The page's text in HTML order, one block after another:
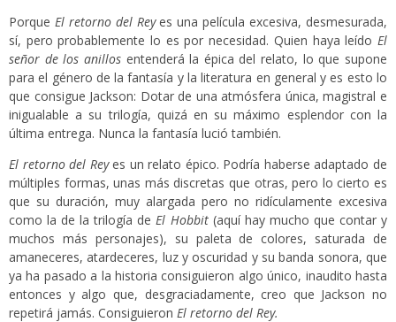
Porque El retorno del Reyes una película excesiva, desmesurada,
sí, pero probablemente lo es por necesidad. Quien haya leído El
señor de los anillosentenderá la épica del relato, lo que supone
para el género de la fantasía y la literatura en general y es esto lo
que consigue Jackson: Dotar de una atmósfera única, magistral e
inigualable a su trilogía, quizá en su máximo esplendor con la
última entrega. Nunca la fantasía lució también.
El retorno del Reyes un relato épico. Podría haberse adaptado de
múltiples formas, unas más discretas que otras, pero lo cierto es
que su duración, muy alargada pero no ridículamente excesiva
como la de la trilogía deEl Hobbit(aquí hay mucho que contar y
muchos más personajes), su paleta de colores, saturada de
amaneceres, atardeceres, luz y oscuridad y su banda sonora, que
ya ha pasado a la historia consiguieron algo único, inaudito hasta
entonces y algo que, desgraciadamente, creo que Jackson no
repetirá jamás. Consiguieron El retorno del Rey.